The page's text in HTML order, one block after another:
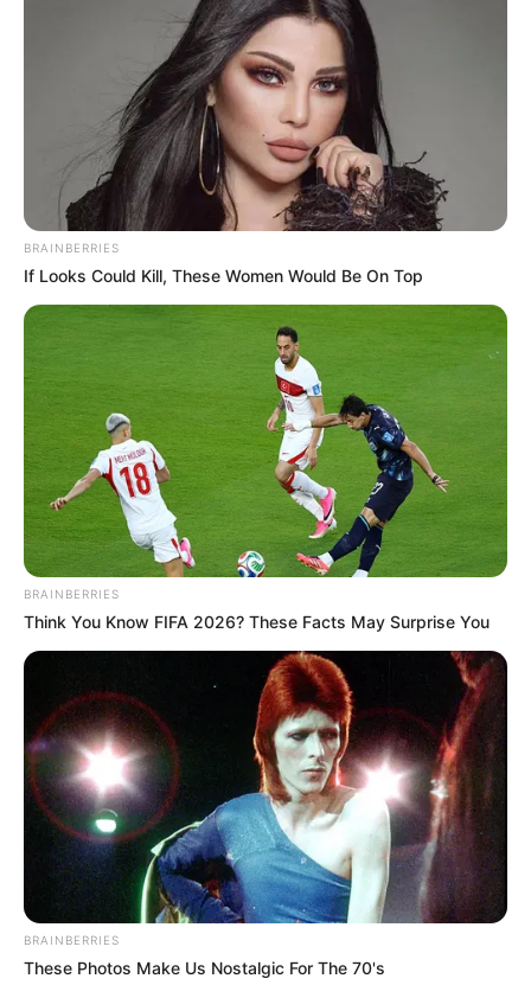
(foto: guff)
4. Dengan 99% tubuh tertutupi tato, Tom Leppard
masuk dalam Guinness Book of Record kategori
manusia paling bertato di dunia
BRAINBERRIES
If Looks Could Kill, These Women Would Be On Top
BRAINBERRIES
Think You Know FIFA 2026? These Facts May Surprise You
BRAINBERRIES
These Photos Make Us Nostalgic For The 70's